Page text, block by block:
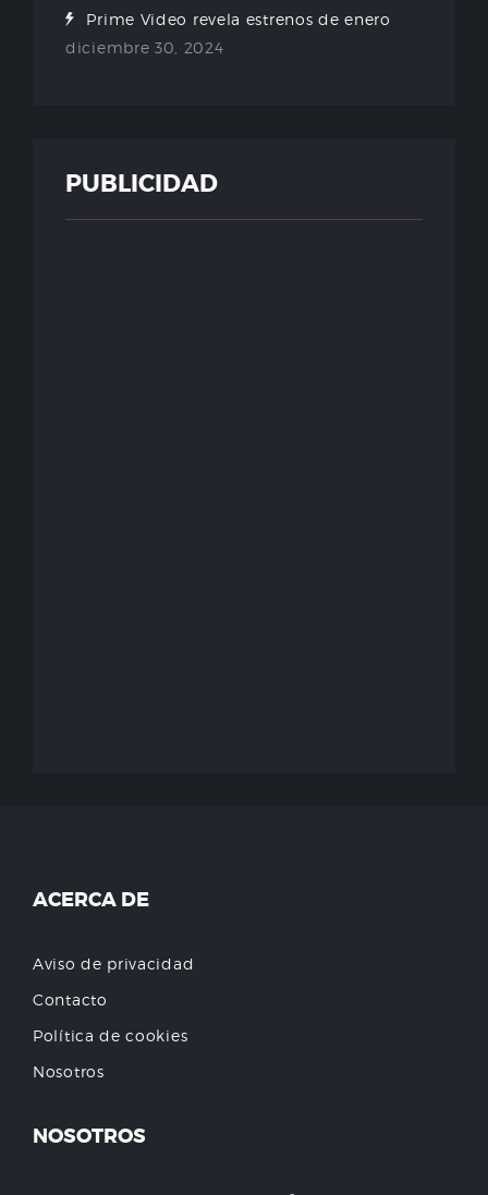
Prime Video revela estrenos de enero
diciembre 30, 2024
PUBLICIDAD
ACERCA DE
Aviso de privacidad
Contacto
Política de cookies
Nosotros
NOSOTROS